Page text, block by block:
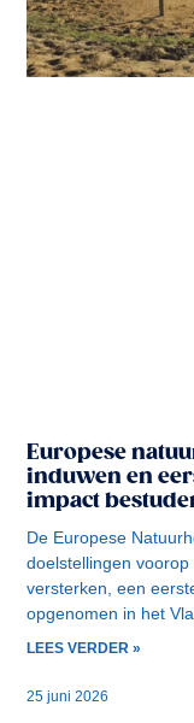
Europese
induwen en
impact
De Europese
doelstellingen
versterken, een
opgenomen in het
LEES VERDER »
25 juni 2026